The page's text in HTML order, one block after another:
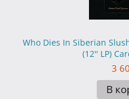
Who Dies In Siberian
(12'' LP)
3
В